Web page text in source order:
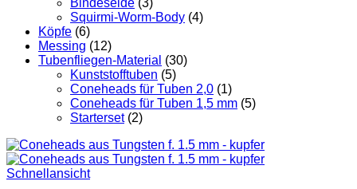
Bindeseide (3)
Squirmi-Worm-Body (4)
Köpfe (6)
Messing (12)
Tubenfliegen-Material (30)
Kunststofftuben (5)
Coneheads für Tuben 2,0 (1)
Coneheads für Tuben 1,5 mm (5)
Starterset (2)
Schnellansicht